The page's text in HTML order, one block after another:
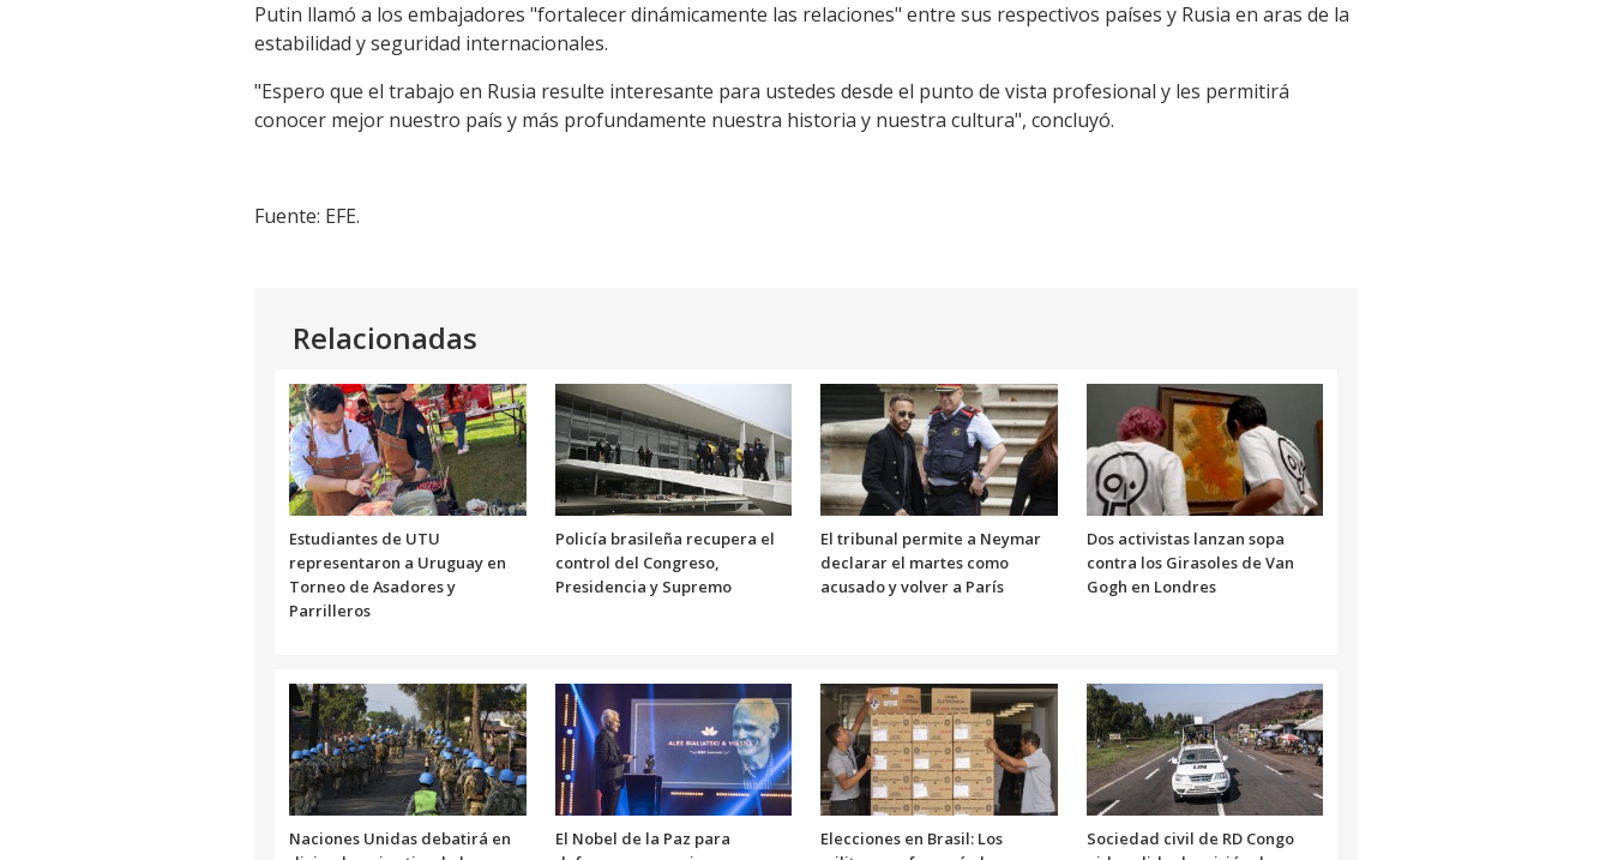
Putin llamó a los embajadores "fortalecer dinámicamente las relaciones" entre sus respectivos países y Rusia en aras de la
estabilidad y seguridad internacionales.
"Espero que el trabajo en Rusia resulte interesante para ustedes desde el punto de vista profesional y les permitirá
conocer mejor nuestro país y más profundamente nuestra historia y nuestra cultura", concluyó.
Fuente: EFE.
Relacionadas
Estudiantes de UTU
representaron a Uruguay en
Torneo de Asadores y
Parrilleros
Policía brasileña recupera el
control del Congreso,
Presidencia y Supremo
El tribunal permite a Neymar
declarar el martes como
acusado y volver a París
Dos activistas lanzan sopa
contra los Girasoles de Van
Gogh en Londres
Naciones Unidas debatirá en
El Nobel de la Paz para
Elecciones en Brasil: Los
Sociedad civil de RD Congo